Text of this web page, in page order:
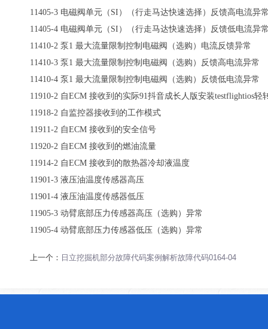
11405-3 电磁阀单元（ SI ）（行走马达快速选择）反馈高电流异
11405-4 电磁阀单元（ SI ）（行走马达快速选择）反馈低电流异
11410-2 泵 1 最大流量限制控制电磁阀（选购）电流反馈异常
11410-3 泵 1 最大流量限制控制电磁阀（选购）反馈高电流异常
11410-4 泵 1 最大流量限制控制电磁阀（选购）反馈低电流异常
11910-2 自ECM 接收到的实际91抖音成长人版安装testflightios轻
11918-2 自监控器接收到的工作模式
11911-2 自ECM 接收到的安全信号
11920-2 自ECM 接收到的燃油流量
11914-2 自ECM 接收到的散热器冷却液温度
11901-3 液压油温度传感器高压
11901-4 液压油温度传感器低压
11905-3 动臂底部压力传感器高压（选购）异常
11905-4 动臂底部压力传感器低压（选购）异常
上一个： 日立挖掘机部分故障代码案例解析故障代码0164-04